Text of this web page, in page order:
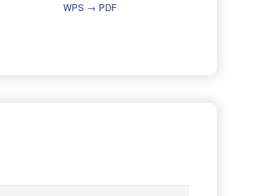
WPS → PDF